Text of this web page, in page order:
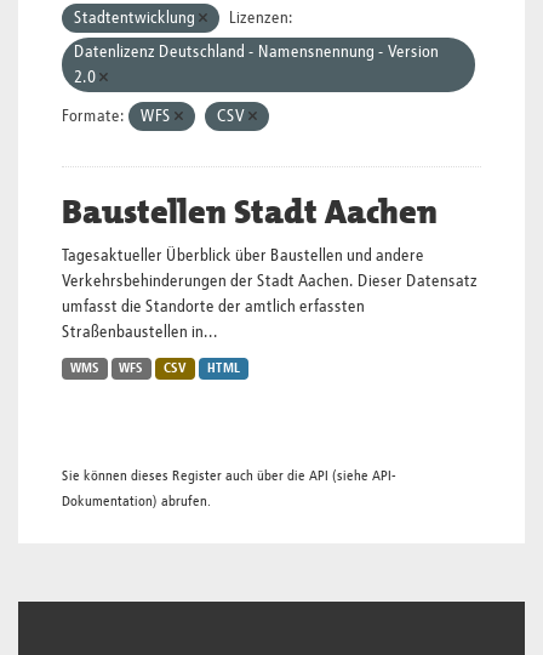
Stadtentwicklung
Lizenzen:
Datenlizenz Deutschland - Namensnennung - Version
2.0
Formate: WFS CSV
Baustellen Stadt Aachen
Tagesaktueller Überblick über Baustellen und andere
Verkehrsbehinderungen der Stadt Aachen. Dieser Datensatz
umfasst die Standorte der amtlich erfassten
Straßenbaustellen in...
WMS WFS CSV HTML
Sie können dieses Register auch über die API (siehe API-
Dokumentation) abrufen.